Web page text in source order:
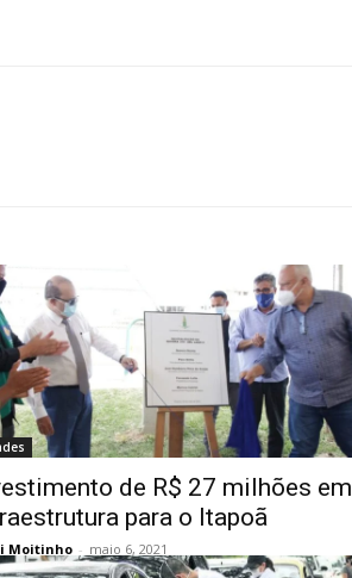
de R$ 27 milhões em
para o Itapoã
Moitinho - maio 6, 2021